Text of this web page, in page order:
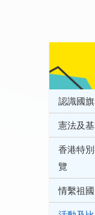
認識國旗
憲法及
香港特
覽
情繫祖國